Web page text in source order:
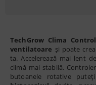
TechGrow Clima
ventilatoare și poate
ta. Accelerează mai lent
climă mai stabilă.
butoanele rotative